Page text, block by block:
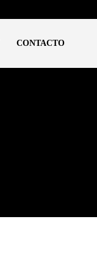
CONTACTO